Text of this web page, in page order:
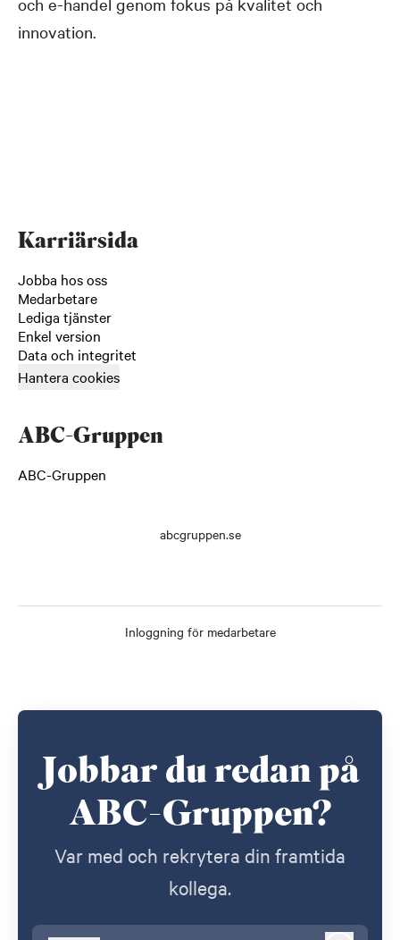
innovation.
Karriärsida
Jobba hos oss
Medarbetare
Lediga tjänster
Enkel version
Data och integritet
Hantera cookies
ABC-Gruppen
ABC-Gruppen
abcgruppen.se
Inloggning för medarbetare
Jobbar du redan på
ABC-Gruppen?
Var med och rekrytera din framtida
kollega.